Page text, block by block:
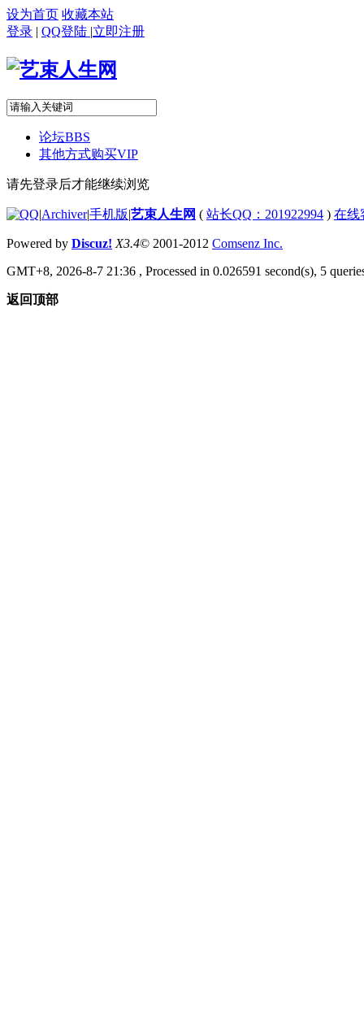
设为首页 收藏本站
登录 | QQ登陆 |立即注册
论坛BBS
其他方式购买VIP
请先登录后才能继续浏览
|Archiver|手机版|艺束人生网 ( 站长QQ：201922994 ) 在线
Powered by Discuz! X3.4© 2001-2012 Comsenz Inc.
GMT+8, 2026-8-7 21:36 , Processed in 0.026591 second(s), 5
返回顶部